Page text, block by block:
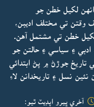
لکيل خطن جو
وقتن تي مختلف اديبن،
خطن تي مشتمل آهن.
۽ سياسي ۽ حالتن جو
جوڙڻ ۾ پڻ ابتدائي
نسل ۽ تاريخدانن لاءِ
آخري ڀيرو اپڊيٽ ٿيو: